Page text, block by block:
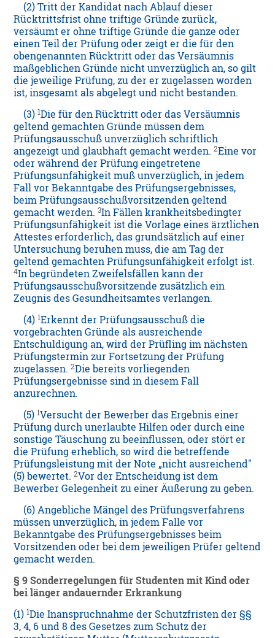
(2) Tritt der Kandidat nach Ablauf dieser
Rücktrittsfrist ohne triftige Gründe zurück,
versäumt er ohne triftige Gründe die ganze oder
einen Teil der Prüfung oder zeigt er die für den
obengenannten Rücktritt oder das Versäumnis
maßgeblichen Gründe nicht unverzüglich an, so gilt
die jeweilige Prüfung, zu der er zugelassen worden
ist, insgesamt als abgelegt und nicht bestanden.
(3)1Die für den Rücktritt oder das Versäumnis
geltend gemachten Gründe müssen dem
Prüfungsausschuß unverzüglich schriftlich
angezeigt und glaubhaft gemacht werden.2Eine vor
oder während der Prüfung eingetretene
Prüfungsunfähigkeit muß unverzüglich, in jedem
Fall vor Bekanntgabe des Prüfungsergebnisses,
beim Prüfungsausschußvorsitzenden geltend
gemacht werden.3In Fällen krankheitsbedingter
Prüfungsunfähigkeit ist die Vorlage eines ärztlichen
Attestes erforderlich, das grundsätzlich auf einer
Untersuchung beruhen muss, die am Tag der
geltend gemachten Prüfungsunfähigkeit erfolgt ist.
4In begründeten Zweifelsfällen kann der
Prüfungsausschußvorsitzende zusätzlich ein
Zeugnis des Gesundheitsamtes verlangen.
(4)1Erkennt der Prüfungsausschuß die
vorgebrachten Gründe als ausreichende
Entschuldigung an, wird der Prüfling im nächsten
Prüfungstermin zur Fortsetzung der Prüfung
zugelassen.2Die bereits vorliegenden
Prüfungsergebnisse sind in diesem Fall
anzurechnen.
(5)1Versucht der Bewerber das Ergebnis einer
Prüfung durch unerlaubte Hilfen oder durch eine
sonstige Täuschung zu beeinflussen, oder stört er
die Prüfung erheblich, so wird die betreffende
Prüfungsleistung mit der Note „nicht ausreichend"
(5) bewertet.2Vor der Entscheidung ist dem
Bewerber Gelegenheit zu einer Äußerung zu geben.
(6) Angebliche Mängel des Prüfungsverfahrens
müssen unverzüglich, in jedem Falle vor
Bekanntgabe des Prüfungsergebnisses beim
Vorsitzenden oder bei dem jeweiligen Prüfer geltend
gemacht werden.
§ 9 Sonderregelungen für Studenten mit Kind oder
bei länger andauernder Erkrankung
(1)1Die Inanspruchnahme der Schutzfristen der §§
3, 4, 6 und 8 des Gesetzes zum Schutz der